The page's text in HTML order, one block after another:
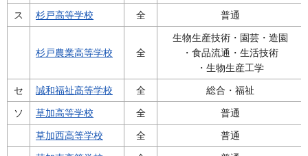
ス 杉戸高等学校 全 普通
杉戸農業高等学校 全
生物生産技術・園芸・造園
・食品流通・生活技術
・生物生産工学
セ 誠和福祉高等学校 全 総合・福祉
ソ 草加高等学校 全 普通
草加西高等学校 全 普通